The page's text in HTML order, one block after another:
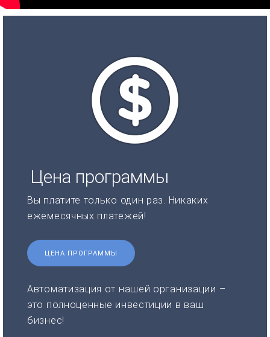
Цена программы
Вы платите только один раз. Никаких
ежемесячных платежей!
ЦЕНА ПРОГРАММЫ
Автоматизация от нашей организации –
это полноценные инвестиции в ваш
бизнес!